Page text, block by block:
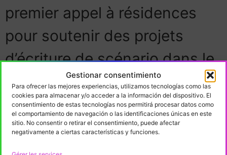
Gestionar consentimiento
Para ofrecer las mejores experiencias, utilizamos tecnologías como las
cookies para almacenar y/o acceder a la información del dispositivo. El
consentimiento de estas tecnologías nos permitirá procesar datos como
el comportamiento de navegación o las identificaciones únicas en este
sitio. No consentir o retirar el consentimiento, puede afectar
negativamente a ciertas características y funciones.
premier appel à résidences
pour soutenir des projets
d’écriture de scénario dans le
domaine de l’animation.
KSIgune, le CLAVNA et le Pôle
Image Magelis s’associent à
cette initiative, cofinancé par